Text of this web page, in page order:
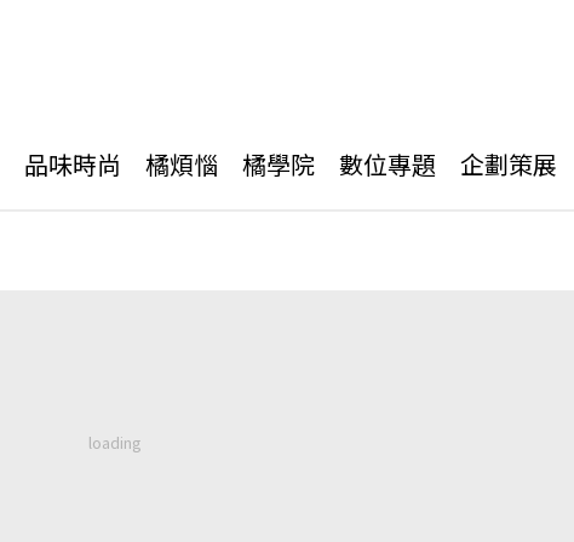
品味時尚 橘煩惱 橘學院 數位專題 企劃策展